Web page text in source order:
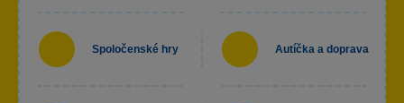
Spoločenské hry Autíčka a doprava